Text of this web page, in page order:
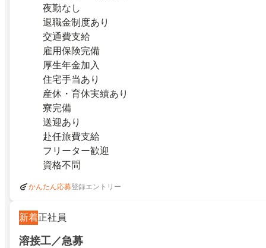
夜勤なし
退職金制度あり
交通費支給
雇用保険完備
厚生年金加入
住宅手当あり
産休・育休実績あり
寮完備
送迎あり
赴任旅費支給
フリーター歓迎
資格不問
かんたん応募登録エントリー
新着正社員
溶接工／急募